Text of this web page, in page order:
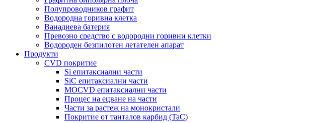
Полупроводников графит
Водородна горивна клетка
Ванадиева батерия
Превозно средство с водородни горивни клетки
Водороден безпилотен летателен апарат
Продукти
CVD покритие
Si епитаксиални части
SiC епитаксиални части
MOCVD епитаксиални части
Процес на ецване на части
Части за растеж на монокристали
Покритие от танталов карбид (TaC)